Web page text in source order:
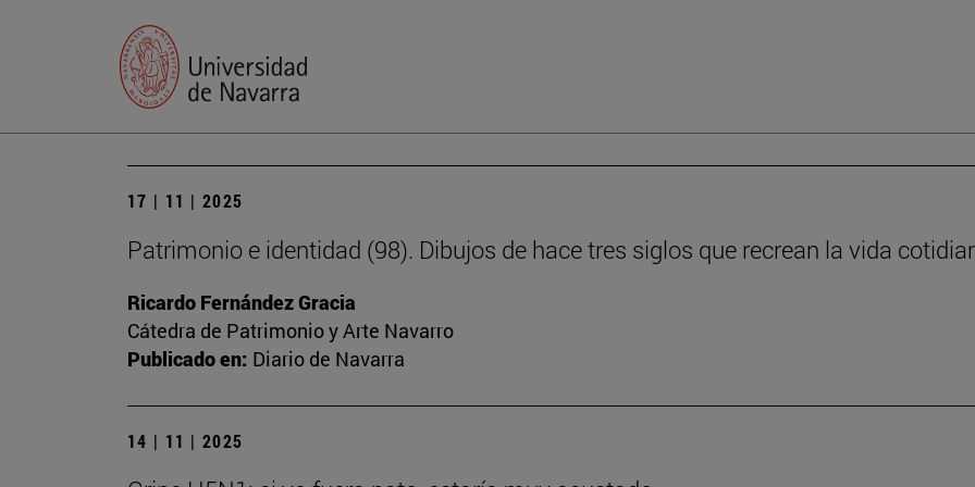
17 | 11 | 2025
Patrimonio e identidad (98). Dibujos de hace tres siglos que recrean la vida
Ricardo Fernández Gracia
Cátedra de Patrimonio y Arte Navarro
Publicado en: Diario de Navarra
14 | 11 | 2025